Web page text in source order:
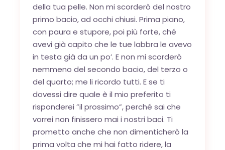
della tua pelle. Non mi scorderò del nostro
primo bacio, ad occhi chiusi. Prima piano,
con paura e stupore, poi più forte, ché
avevi già capito che le tue labbra le avevo
in testa già da un po’. E non mi scorderò
nemmeno del secondo bacio, del terzo o
del quarto; me li ricordo tutti. E se ti
dovessi dire quale è il mio preferito ti
risponderei ”il prossimo”, perché sai che
vorrei non finissero mai i nostri baci. Ti
prometto anche che non dimenticherò la
prima volta che mi hai fatto ridere, la